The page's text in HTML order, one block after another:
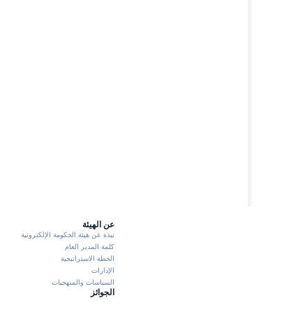
عن الهيئة
نبذة عن هيئة الحكومة الإلكترونية
كلمة المدير العام
الخطة الاستراتيجية
الإدارات
السياسات والمنهجيات
الجوائز